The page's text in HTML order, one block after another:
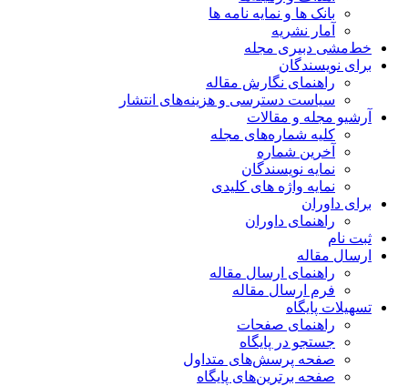
بانک ها و نمایه نامه ها
آمار نشریه
خط‌مشی دبیری مجله
برای نویسندگان
راهنمای نگارش مقاله
سیاست دسترسی و هزینه‌های انتشار
آرشیو مجله و مقالات
کلیه شماره‌های مجله
آخرین شماره
نمایه نویسندگان
نمایه واژه های کلیدی
برای داوران
راهنمای داوران
ثبت نام
ارسال مقاله
راهنمای ارسال مقاله
فرم ارسال مقاله
تسهیلات پایگاه
راهنمای صفحات
جستجو در پایگاه
صفحه پرسش‌های متداول
صفحه برترین‌های پایگاه